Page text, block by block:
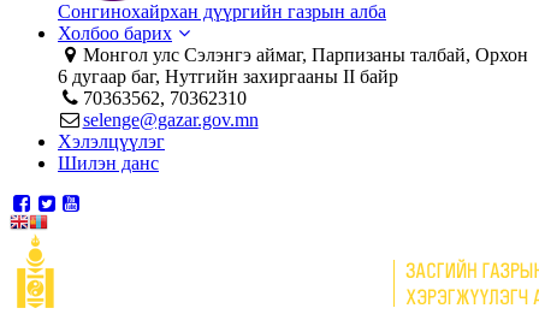
Сонгинохайрхан дүүргийн газрын алба
Холбоо барих
Монгол улс Сэлэнгэ аймаг, Парпизаны талбай, Орхон
6 дугаар баг, Нутгийн захиргааны II байр
70363562, 70362310
selenge@gazar.gov.mn
Хэлэлцүүлэг
Шилэн данс